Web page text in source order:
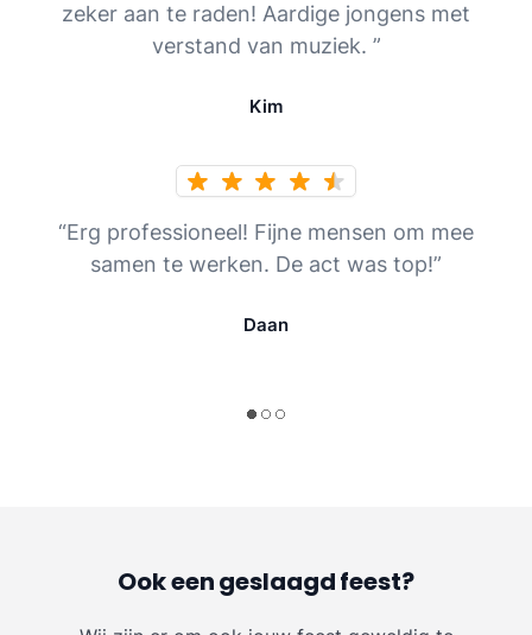
zeker aan te raden! Aardige jongens met
verstand van muziek. ”
Kim
“Erg professioneel! Fijne mensen om mee
samen te werken. De act was top!”
Daan
Ook een geslaagd feest?